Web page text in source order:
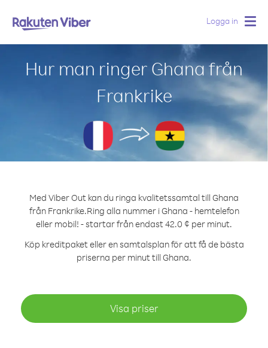
Logga in
Hur man ringer Ghana från
Frankrike
Med Viber Out kan du ringa kvalitetssamtal till Ghana
från Frankrike.Ring alla nummer i Ghana - hemtelefon
eller mobil! - startar från endast 42.0 ¢ per minut.
Köp kreditpaket eller en samtalsplan för att få de bästa
priserna per minut till Ghana.
Visa priser